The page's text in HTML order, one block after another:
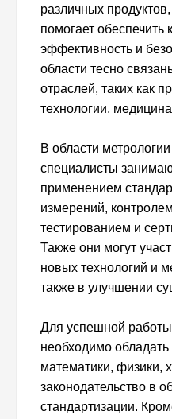
различных
помогает обеспечить
эффективность и
области тесно
отраслей, таких как
технологии,
В области
специалисты
применением
измерений,
тестированием и
Также они могут
новых технологий и
также в улучшении
Для успешной работы
необходимо
математики, физики,
законодательство в
стандартизации.